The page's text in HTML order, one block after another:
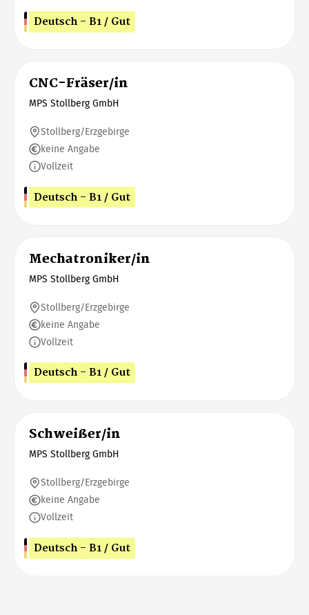
Deutsch - B1 / Gut
CNC-Fräser/in
MPS Stollberg GmbH
Stollberg/Erzgebirge
keine Angabe
Vollzeit
Deutsch - B1 / Gut
Mechatroniker/in
MPS Stollberg GmbH
Stollberg/Erzgebirge
keine Angabe
Vollzeit
Deutsch - B1 / Gut
Schweißer/in
MPS Stollberg GmbH
Stollberg/Erzgebirge
keine Angabe
Vollzeit
Deutsch - B1 / Gut